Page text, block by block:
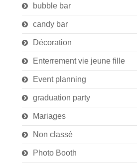
bubble bar
candy bar
Décoration
Enterrement vie jeune fille
Event planning
graduation party
Mariages
Non classé
Photo Booth